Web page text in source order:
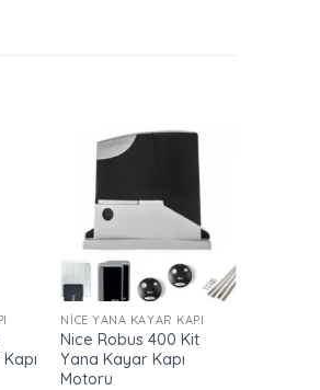
NICE YANA KAYAR KAPI
Nice Robus 400 Kit
Yana Kayar Kapı
Motoru